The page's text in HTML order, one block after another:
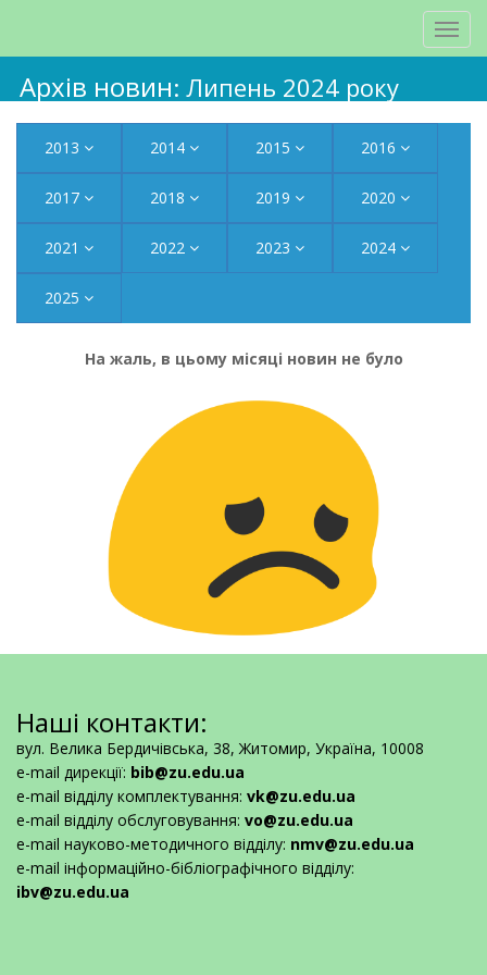
Архів новин: Липень 2024 року
2013 2014 2015 2016
2017 2018 2019 2020
2021 2022 2023 2024
2025
На жаль, в цьому місяці новин не було
Наші контакти:
вул. Велика Бердичівська, 38, Житомир, Україна, 10008
e-mail дирекції: bib@zu.edu.ua
e-mail відділу комплектування: vk@zu.edu.ua
e-mail відділу обслуговування: vo@zu.edu.ua
e-mail науково-методичного відділу: nmv@zu.edu.ua
e-mail інформаційно-бібліографічного відділу:
ibv@zu.edu.ua